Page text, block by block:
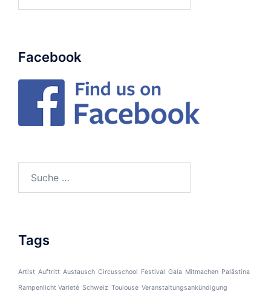
Facebook
Tags
Artist Auftritt Austausch Circusschool Festival Gala Mitmachen Palästina
Rampenlicht Varieté Schweiz Toulouse Veranstaltungsankündigung